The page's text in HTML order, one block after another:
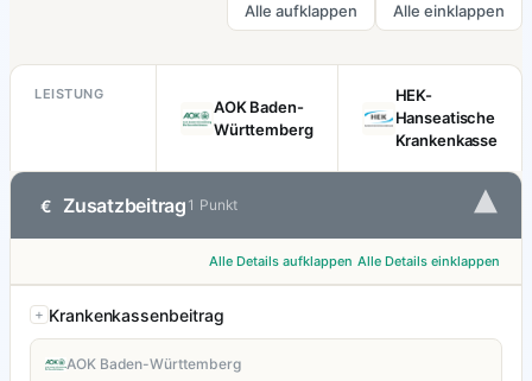
Alle aufklappen Alle einklappen
LEISTUNG
AOK Baden-
Württemberg
HEK-
Hanseatische
Krankenkasse
€ Zusatzbeitrag 1 Punkt ▾
Alle Details aufklappen Alle Details einklappen
Krankenkassenbeitrag
AOK Baden-Württemberg